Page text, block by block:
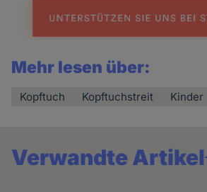
Mehr lesen über:
Kopftuch Kopftuchstreit Kinder
Verwandte Artikel